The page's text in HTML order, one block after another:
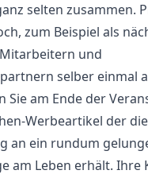
selten zusammen.
zum Beispiel als
und
selber einmal
Sie am Ende der
Werbeartikel der die
an ein rundum
am Leben erhält. Ihre